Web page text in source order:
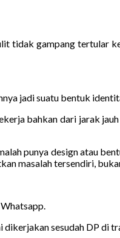
tidak gampang tertular
jadi suatu bentuk
bahkan dari jarak
punya design atau
masalah tersendiri,
sesudah DP di